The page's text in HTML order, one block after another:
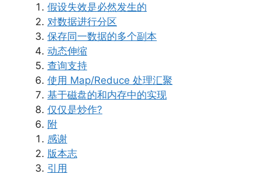
假设失效是必然发生的
对数据进行分区
保存同一数据的多个副本
动态伸缩
查询支持
使用 Map/Reduce 处理汇聚
基于磁盘的和内存中的实现
仅仅是炒作?
附
感谢
版本志
引用